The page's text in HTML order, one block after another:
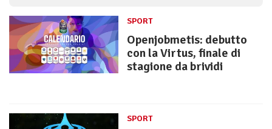
SPORT
Openjobmetis: debutto
con la Virtus, finale di
stagione da brividi
SPORT